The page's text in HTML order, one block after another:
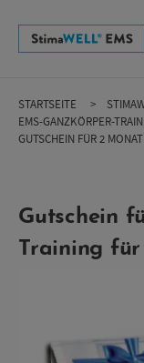
Inhalt
STARTSEITE
EMS-GANZKÖRPER-
GUTSCHEIN FÜR 2
Gutschein
Training für